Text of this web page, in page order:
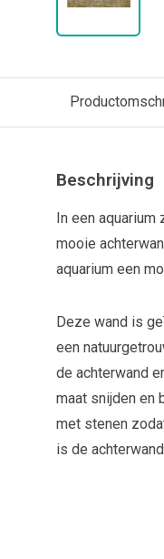
Beschrijving
In een aquarium
mooie
aquarium een
Deze wand is
een
de achterwand
maat snijden en
met stenen
is de